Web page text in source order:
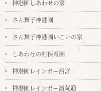
神港園しあわせの家
さん舞子神港園
さん舞子神港園いこいの家
しあわせの村保育園
神港園レインボー西宮
神港園レインボー酒蔵通